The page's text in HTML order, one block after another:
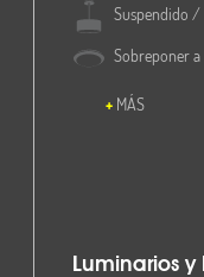
Suspendido /
Sobreponer
MÁS
Luminarios y